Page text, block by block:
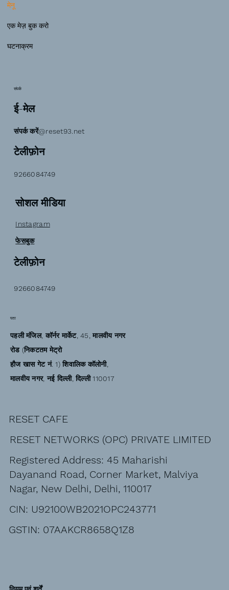
ई-मेल
संपर्क करें@reset93.net
टेलीफ़ोन
9266084749
संपर्क
सोशल मीडिया
Instagram
फेसबुक
टेलीफ़ोन
9266084749
मेनू
एक मेज़ बुक करो
घटनाक्रम
पता
पहली मंजिल, कॉर्नर मार्केट, 45, मालवीय नगर
रोड (निकटतम मेट्रो
हौज खास गेट नं. 1) शिवालिक कॉलोनी,
मालवीय नगर, नई दिल्ली, दिल्ली 110017
RESET CAFE
RESET NETWORKS (OPC) PRIVATE LIMITED
Registered Address: 45 Maharishi
Dayanand Road, Corner Market, Malviya
Nagar, New Delhi, Delhi, 110017
CIN: U92100WB2021OPC243771
GSTIN: 07AAKCR8658Q1Z8